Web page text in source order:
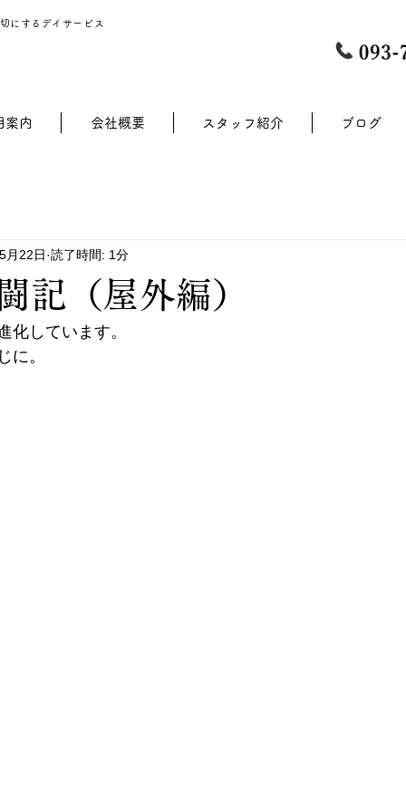
にするデイサービス
案内 会社概要 スタッフ紹介 ブログ
記（屋外編）
月22日 読了時間: 1分
化しています。
に。